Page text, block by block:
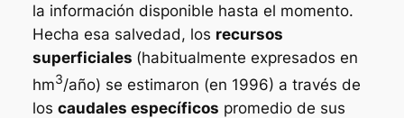
la información disponible hasta el momento.
Hecha esa salvedad, los recursos
superficiales (habitualmente expresados en
hm3/año) se estimaron (en 1996) a través de
los caudales específicos promedio de sus